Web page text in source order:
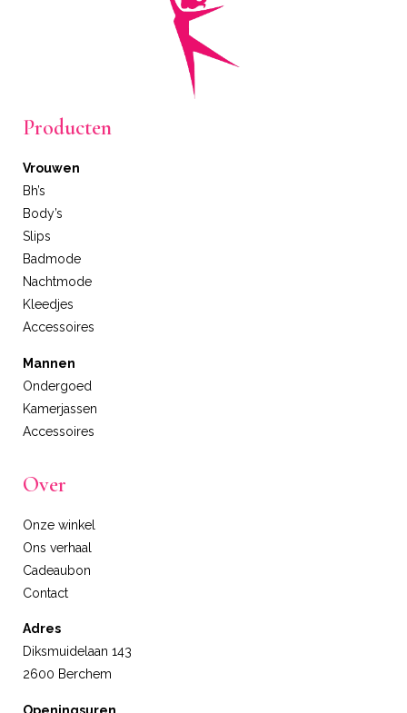
Producten
Vrouwen
Bh’s
Body’s
Slips
Badmode
Nachtmode
Kleedjes
Accessoires
Mannen
Ondergoed
Kamerjassen
Accessoires
Over
Onze winkel
Ons verhaal
Cadeaubon
Contact
Adres
Diksmuidelaan 143
2600 Berchem
Openingsuren